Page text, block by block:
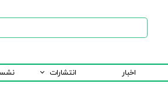
اخبار انتشارات